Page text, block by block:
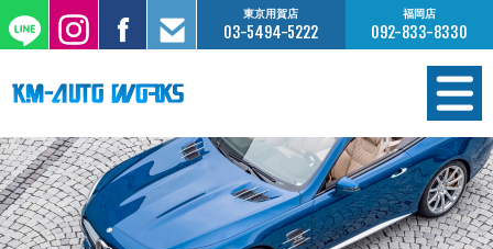
東京用賀店
03-5494-5222
福岡店
092-833-8330
在庫情報
オーダー販売